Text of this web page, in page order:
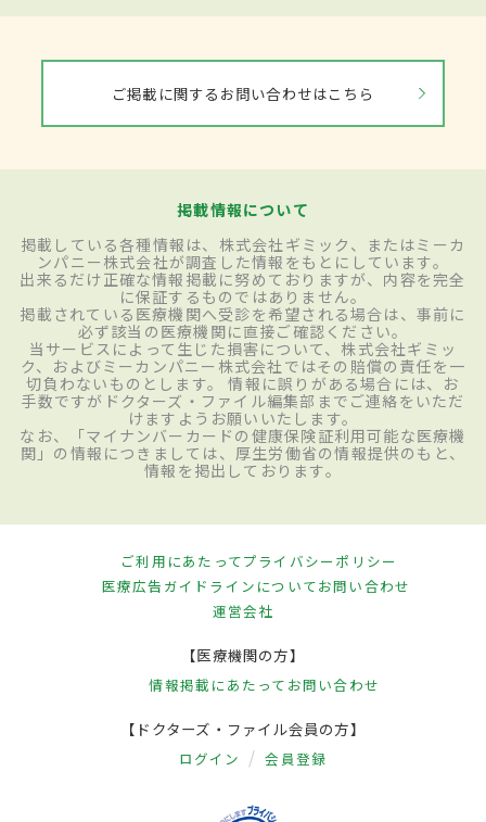
ご掲載に関するお問い合わせはこちら
掲載情報について
掲載している各種情報は、株式会社ギミック、またはミーカ
ンパニー株式会社が調査した情報をもとにしています。
出来るだけ正確な情報掲載に努めておりますが、内容を完全
に保証するものではありません。
掲載されている医療機関へ受診を希望される場合は、事前に
必ず該当の医療機関に直接ご確認ください。
当サービスによって生じた損害について、株式会社ギミッ
ク、およびミーカンパニー株式会社ではその賠償の責任を一
切負わないものとします。 情報に誤りがある場合には、お
手数ですがドクターズ・ファイル編集部までご連絡をいただ
けますようお願いいたします。
なお、「マイナンバーカードの健康保険証利用可能な医療機
関」の情報につきましては、厚生労働省の情報提供のもと、
情報を掲出しております。
ご利用にあたってプライバシーポリシー
医療広告ガイドラインについてお問い合わせ
運営会社
【医療機関の方】
情報掲載にあたって お問い合わせ
【ドクターズ・ファイル会員の方】
ログイン 会員登録